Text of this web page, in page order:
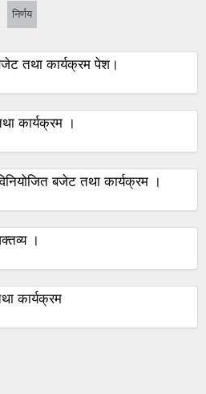
निर्णय
तथा कार्यक्रम पेश।
कार्यक्रम ।
बजेट तथा कार्यक्रम ।
।
कार्यक्रम